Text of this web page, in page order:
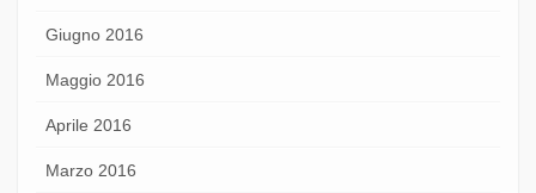
Giugno 2016
Maggio 2016
Aprile 2016
Marzo 2016